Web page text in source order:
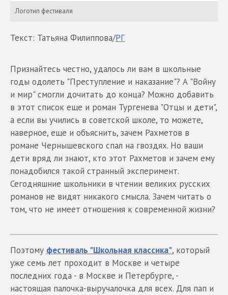
Логотип фестиваля
Текст: Татьяна Филиппова/РГ
Признайтесь честно, удалось ли вам в школьные
годы одолеть "Преступление и наказание"? А "Войну
и мир" смогли дочитать до конца? Можно добавить
в этот список еще и роман Тургенева "Отцы и дети",
а если вы учились в советской школе, то можете,
наверное, еще и объяснить, зачем Рахметов в
романе Чернышевского спал на гвоздях. Но ваши
дети вряд ли знают, кто этот Рахметов и зачем ему
понадобился такой странный эксперимент.
Сегодняшние школьники в чтении великих русских
романов не видят никакого смысла. Зачем читать о
том, что не имеет отношения к современной жизни?
Поэтому фестиваль "Школьная классика", который
уже семь лет проходит в Москве и четыре
последних года - в Москве и Петербурге, -
настоящая палочка-выручалочка для всех. Для пап и